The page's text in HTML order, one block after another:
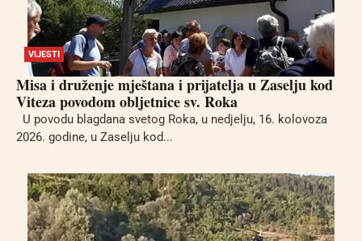
VIJESTI
Misa i druženje mještana i prijatelja u Zaselju kod
Viteza povodom obljetnice sv. Roka
U povodu blagdana svetog Roka, u nedjelju, 16. kolovoza
2026. godine, u Zaselju kod...